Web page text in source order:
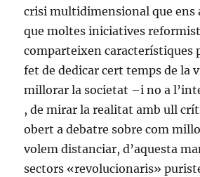
crisi multidimensional que ens
que moltes iniciatives
comparteixen característiques
fet de dedicar cert temps de la
millorar la societat –i no a
, de mirar la realitat amb ull
obert a debatre sobre com
volem distanciar, d’aquesta
sectors «revolucionaris»